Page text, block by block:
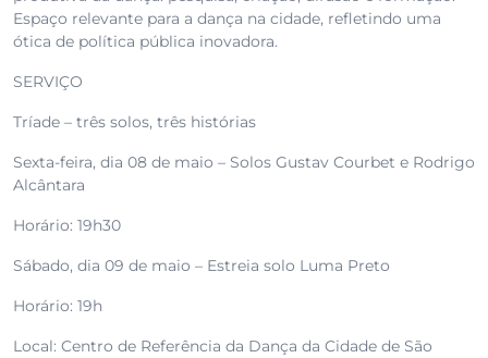
Espaço relevante para a dança na cidade, refletindo uma
ótica de política pública inovadora.
SERVIÇO
Tríade – três solos, três histórias
Sexta-feira, dia 08 de maio – Solos Gustav Courbet e Rodrigo
Alcântara
Horário: 19h30
Sábado, dia 09 de maio – Estreia solo Luma Preto
Horário: 19h
Local: Centro de Referência da Dança da Cidade de São